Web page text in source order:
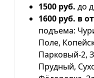
1500 руб. до
1600 руб. в
подъема:
Поле,
Парковый-2,
Прудный,